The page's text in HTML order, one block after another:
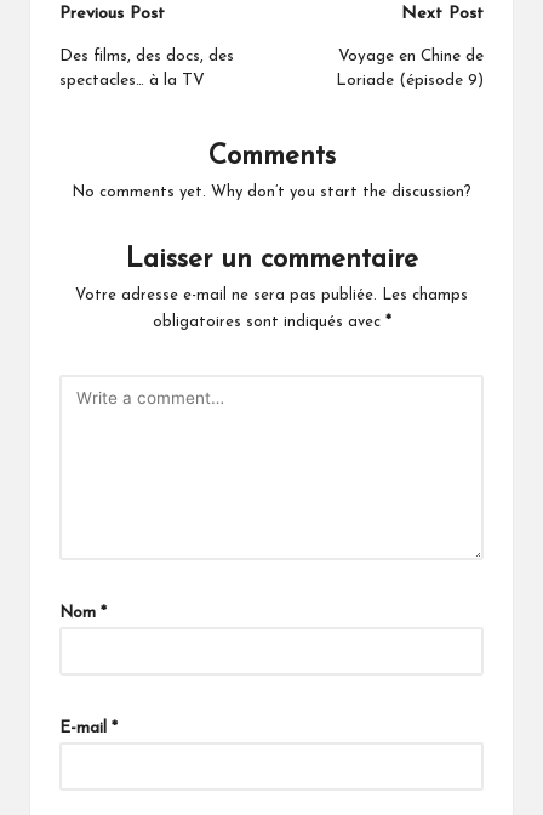
Post
navigation
Previous Post
Des films, des docs, des
spectacles… à la TV
Next Post
Voyage en Chine de
Loriade (épisode 9)
Comments
No comments yet. Why don’t you start the discussion?
Laisser un commentaire
Votre adresse e-mail ne sera pas publiée.
Les champs
obligatoires sont indiqués avec *
Nom *
E-mail *